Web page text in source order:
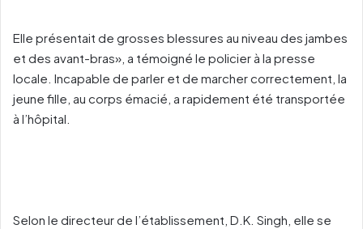
Elle présentait de grosses blessures au niveau des jambes
et des avant-bras», a témoigné le policier à la presse
locale. Incapable de parler et de marcher correctement, la
jeune fille, au corps émacié, a rapidement été transportée
à l’hôpital.
Selon le directeur de l’établissement, D.K. Singh, elle se